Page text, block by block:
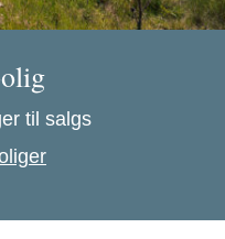
til salgs